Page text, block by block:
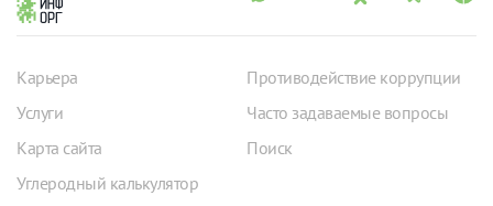
Карьера
Услуги
Карта сайта
Углеродный калькулятор
Противодействие коррупции
Часто задаваемые вопросы
Поиск